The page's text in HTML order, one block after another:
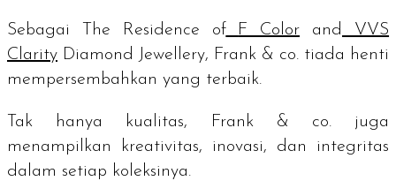
Sebagai The Residence of F Color and
VVS
Clarity Diamond Jewellery, Frank & co. tiada henti
mempersembahkan yang terbaik.
Tak hanya kualitas, Frank & co. juga
menampilkan kreativitas, inovasi, dan integritas
dalam setiap koleksinya.